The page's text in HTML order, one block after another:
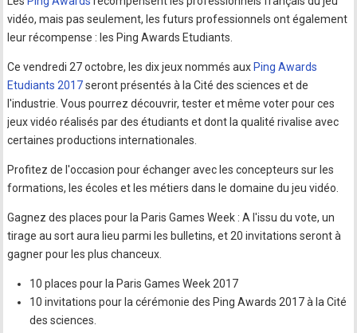
vidéo, mais pas seulement, les futurs professionnels ont également
leur récompense : les Ping Awards Etudiants.
Ce vendredi 27 octobre, les dix jeux nommés aux Ping Awards
Etudiants 2017seront présentés à la Cité des sciences et de
l'industrie. Vous pourrez découvrir, tester et même voter pour ces
jeux vidéo réalisés par des étudiants et dont la qualité rivalise avec
certaines productions internationales.
Profitez de l'occasion pour échanger avec les concepteurs sur les
formations, les écoles et les métiers dans le domaine du jeu vidéo.
Gagnez des places pour la Paris Games Week : A l'issu du vote, un
tirage au sort aura lieu parmi les bulletins, et 20 invitations seront à
gagner pour les plus chanceux.
10 places pour la Paris Games Week 2017
10 invitations pour la cérémonie des Ping Awards 2017 à la Cité
des sciences.